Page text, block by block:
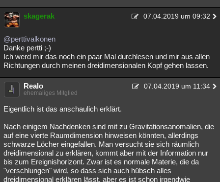
skagerak 07.04.2019 um 09:32
@perttivalkonen
Danke pertti ;-)
Ich werd mir das noch ein paar Mal durchlesen und mir aus allen
Richtungen durch meinen dreidimensionalen Kopf gehen lassen.
Realo 07.04.2019 um 11:34
ehemaliges Mitglied
Eigentlich ist das anschaulich erklärt.
Nach einigem Nachdenken sind mit zu Gravitationsanomalien, die
auf eine vierte Raumdimension hinweisen könnten, allerdings
schwarze Löcher eingefallen. Man versucht sie sich räumlich
dreidimensional zu erklären, kommt aber mit der Information nur
bis zum Ereignishorizont. Zwar ist es normale Materie, die da
"verschlungen" wird, so dass sich auch hübsch alles
dreidimensional erklären lässt, aber es ist schon irgendwie